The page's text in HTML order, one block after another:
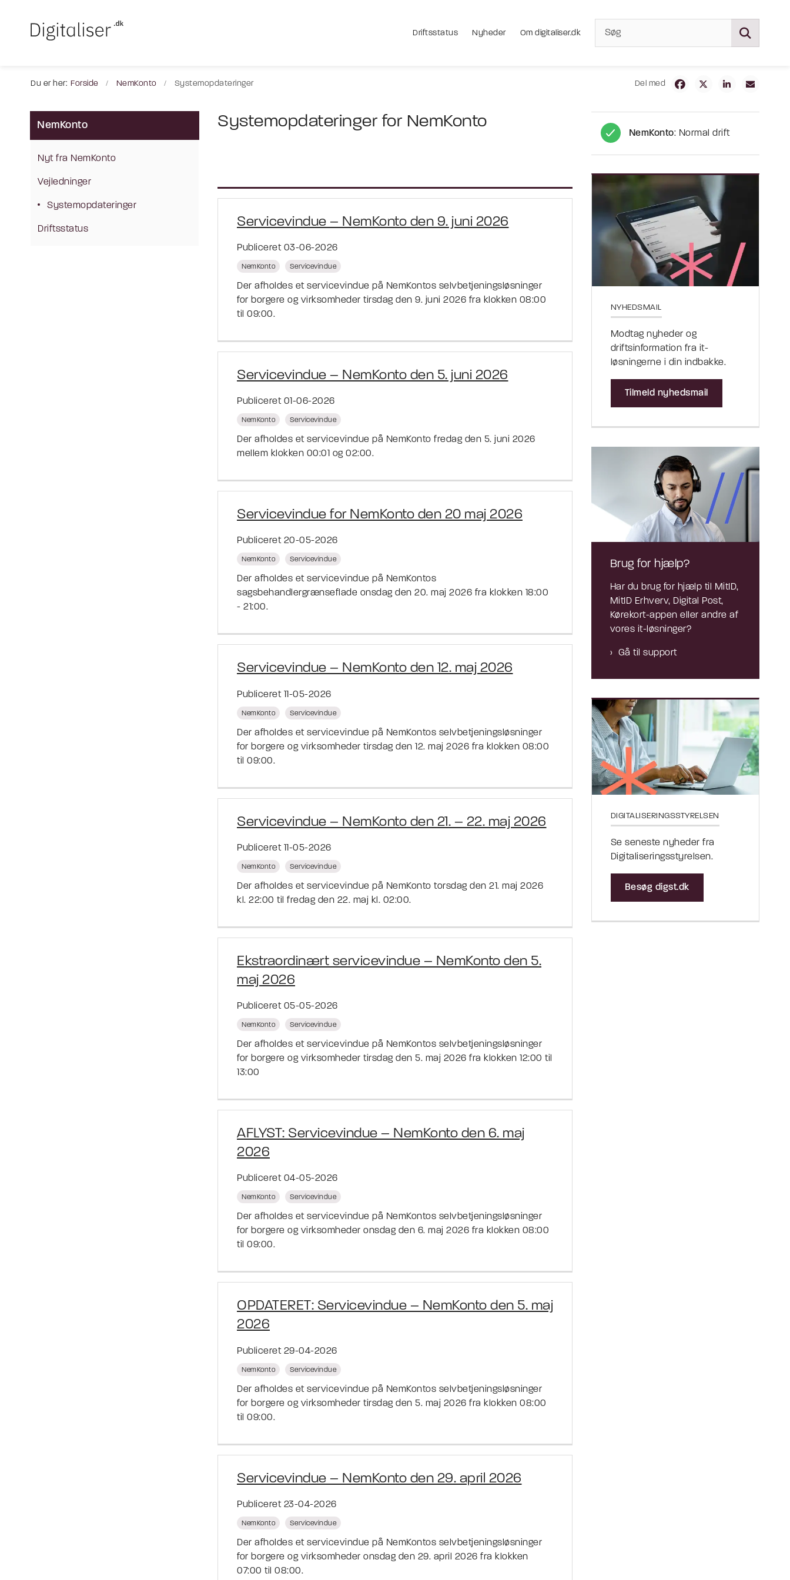
Driftsstatus Nyheder Om digitaliser.dk
Du er her: Forside NemKonto Systemopdateringer Del med
NemKonto
Nyt fra NemKonto
Vejledninger
Systemopdateringer
Driftsstatus
Systemopdateringer for NemKonto
Servicevindue – NemKonto den 9. juni 2026
Publiceret 03-06-2026
NemKonto Servicevindue
Der afholdes et servicevindue på NemKontos selvbetjeningsløsninger
for borgere og virksomheder tirsdag den 9. juni 2026 fra klokken 08:00
til 09:00.
Servicevindue – NemKonto den 5. juni 2026
Publiceret 01-06-2026
NemKonto Servicevindue
Der afholdes et servicevindue på NemKonto fredag den 5. juni 2026
mellem klokken 00:01 og 02:00.
Servicevindue for NemKonto den 20 maj 2026
Publiceret 20-05-2026
NemKonto Servicevindue
Der afholdes et servicevindue på NemKontos
sagsbehandlergrænseflade onsdag den 20. maj 2026 fra klokken 18:00
- 21:00.
Servicevindue – NemKonto den 12. maj 2026
Publiceret 11-05-2026
NemKonto Servicevindue
Der afholdes et servicevindue på NemKontos selvbetjeningsløsninger
for borgere og virksomheder tirsdag den 12. maj 2026 fra klokken 08:00
til 09:00.
Servicevindue – NemKonto den 21. – 22. maj 2026
Publiceret 11-05-2026
NemKonto Servicevindue
Der afholdes et servicevindue på NemKonto torsdag den 21. maj 2026
kl. 22:00 til fredag den 22. maj kl. 02:00.
Ekstraordinært servicevindue – NemKonto den 5.
maj 2026
Publiceret 05-05-2026
NemKonto Servicevindue
Der afholdes et servicevindue på NemKontos selvbetjeningsløsninger
for borgere og virksomheder tirsdag den 5. maj 2026 fra klokken 12:00 til
13:00
AFLYST: Servicevindue – NemKonto den 6. maj
2026
Publiceret 04-05-2026
NemKonto Servicevindue
Der afholdes et servicevindue på NemKontos selvbetjeningsløsninger
for borgere og virksomheder onsdag den 6. maj 2026 fra klokken 08:00
til 09:00.
OPDATERET: Servicevindue – NemKonto den 5. maj
2026
Publiceret 29-04-2026
NemKonto Servicevindue
Der afholdes et servicevindue på NemKontos selvbetjeningsløsninger
for borgere og virksomheder tirsdag den 5. maj 2026 fra klokken 08:00
til 09:00.
Servicevindue – NemKonto den 29. april 2026
Publiceret 23-04-2026
NemKonto Servicevindue
Der afholdes et servicevindue på NemKontos selvbetjeningsløsninger
for borgere og virksomheder onsdag den 29. april 2026 fra klokken
07:00 til 08:00.
NemKonto: Normal drift
NYHEDSMAIL
Modtag nyheder og
driftsinformation fra it-
løsningerne i din indbakke.
Tilmeld nyhedsmail
Brug for hjælp?
Har du brug for hjælp til MitID,
MitID Erhverv, Digital Post,
Kørekort-appen eller andre af
vores it-løsninger?
Gå til support
DIGITALISERINGSSTYRELSEN
Se seneste nyheder fra
Digitaliseringsstyrelsen.
Besøg digst.dk